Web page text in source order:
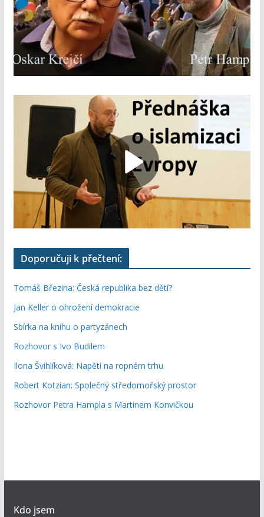
Doporučuji k přečtení:
Tomáš Březina: Česká republika bez dětí?
Jan Keller o ohrožení demokracie
Sbírka na knihu o partyzánech
Rozhovor s Ivo Budilem
Ilona Švihlíková: Napětí na ropném trhu
Robert Kotzian: Společný středomořský prostor
Rozhovor Petra Hampla s Martinem Konvičkou
Kdo jsem